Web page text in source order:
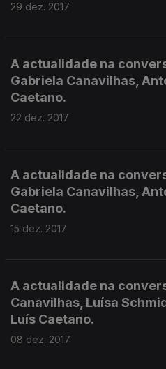
29 dez. 2017
A actualidade na
Gabriela Canavilhas,
Caetano.
22 dez. 2017
A actualidade na
Gabriela Canavilhas,
Caetano.
15 dez. 2017
A actualidade na
Canavilhas, Luísa
Luís Caetano.
08 dez. 2017